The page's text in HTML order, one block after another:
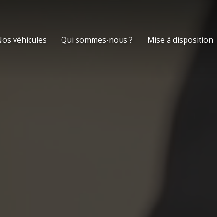
véhicules Qui sommes-nous ? Mise à disposition